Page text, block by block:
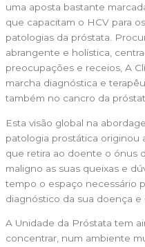
uma aposta bastante
que capacitam o HCV para
patologias da próstata.
abrangente e holística,
preocupações e receios, A
marcha diagnóstica e
também no cancro da
Esta visão global na
patologia prostática originou
que retira ao doente o ónus
maligno as suas queixas e
tempo o espaço necessário
diagnóstico da sua doença
A Unidade da Próstata tem
concentrar, num ambiente